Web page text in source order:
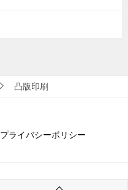
凸版印刷
プライバシーポリシー